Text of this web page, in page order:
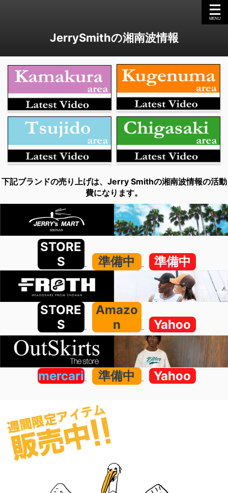
JerrySmithの湘南波情報
下記ブランドの売り上げは、Jerry Smithの湘南波情報の活動
費になります。
STORE
S
準備中 準備中
STORE
S
Amazo
n
Yahoo
mercari 準備中 Yahoo